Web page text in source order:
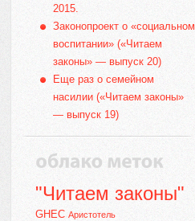
2015.
Законопроект о «социальном
воспитании» («Читаем
законы» — выпуск 20)
Еще раз о семейном
насилии («Читаем законы»
— выпуск 19)
"Читаем законы"
GHEC Аристотель